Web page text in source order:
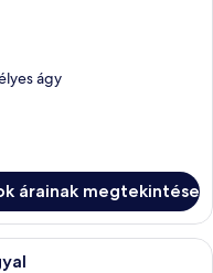
ágy
árainak megtekintése
szállodai szoba,